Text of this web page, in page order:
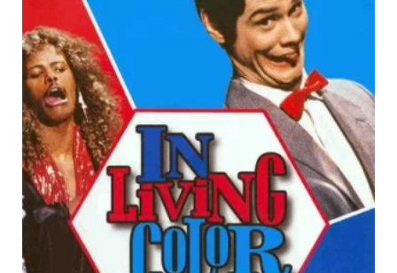
s03e06
5W14 18.12.1988
s03e05
5W13 27.11.1988
s03e04
5W12 20.11.1988
s03e03
5W11 13.11.1988
s03e02
5W10 06.11.1988
Backstage Special 30.10.1988
s02e06
01.11.1987
s02e05
4W15 25.10.1987
s02e04
4W24 18.10.1987
s02e03
4W14 11.10.1987
s02e02
4W17 04.10.1987
22.09.1987